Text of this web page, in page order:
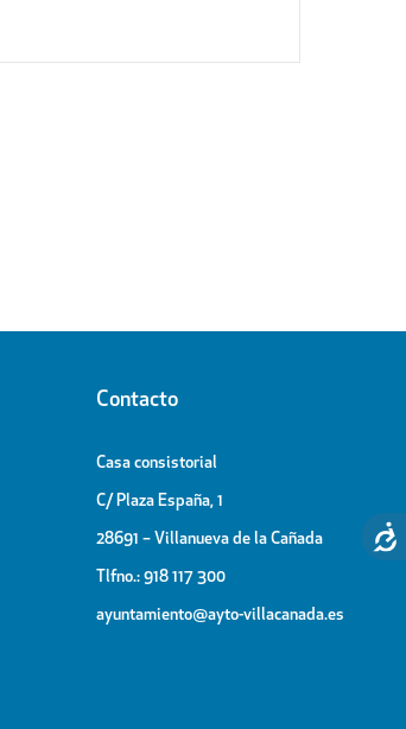
Contacto
Casa consistorial
C/ Plaza España, 1
28691 – Villanueva de la Cañada
Tlfno.: 918 117 300
ayuntamiento@ayto-villacanada.es